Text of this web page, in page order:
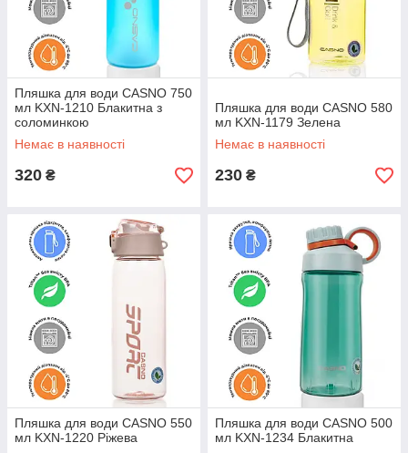
Пляшка для води CASNO 750
мл KXN-1210 Блакитна з
соломинкою
Немає в наявності
320 ₴
Пляшка для води CASNO 580
мл KXN-1179 Зелена
Немає в наявності
230 ₴
Пляшка для води CASNO 550
мл KXN-1220 Ріжева
Пляшка для води CASNO 500
мл KXN-1234 Блакитна